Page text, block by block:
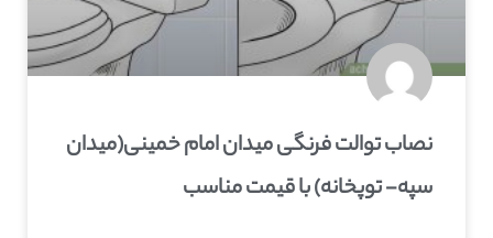
نصاب توالت فرنگی میدان امام خمینی(میدان
سپه- توپخانه) با قیمت مناسب